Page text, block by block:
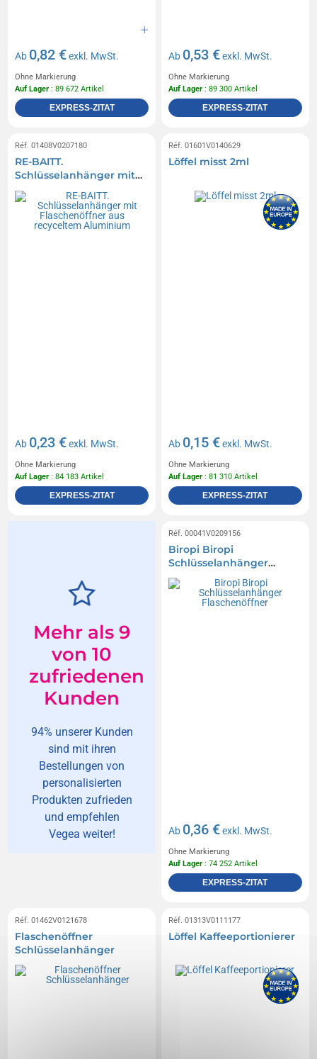
Ab 0,82 €exkl. MwSt.
Ohne Markierung
Auf Lager : 89 672 Artikel
EXPRESS-ZITAT
Ab 0,53 €exkl. MwSt.
Ohne Markierung
Auf Lager : 89 300 Artikel
EXPRESS-ZITAT
Réf. 01408V0207180
RE-BAITT.
Schlüsselanhänger mit
Flaschenöffner aus
recyceltem Aluminium
Ab 0,23 €exkl. MwSt.
Ohne Markierung
Auf Lager : 84 183 Artikel
EXPRESS-ZITAT
Réf. 01601V0140629
Löffel misst 2ml
Ab 0,15 €exkl. MwSt.
Ohne Markierung
Auf Lager : 81 310 Artikel
EXPRESS-ZITAT
Mehr als 9
von 10
zufriedenen
Kunden
94% unserer Kunden
sind mit ihren
Bestellungen von
personalisierten
Produkten zufrieden
und empfehlen
Vegea weiter!
Réf. 00041V0209156
Biropi Biropi
Schlüsselanhänger
Flaschenöffner
Ab 0,36 €exkl. MwSt.
Ohne Markierung
Auf Lager : 74 252 Artikel
EXPRESS-ZITAT
Réf. 01462V0121678
Flaschenöffner
Schlüsselanhänger
Réf. 01313V0111177
Löffel Kaffeeportionierer